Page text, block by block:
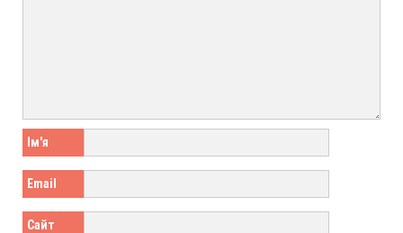
Ім'я
Email
Сайт